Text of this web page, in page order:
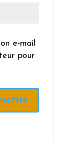
e-mail
pour